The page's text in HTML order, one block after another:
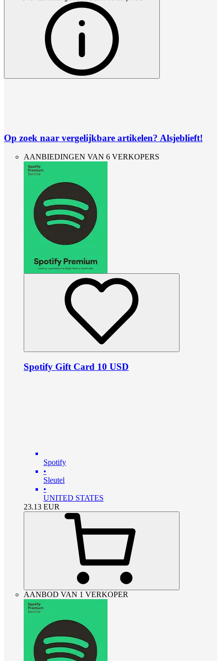
Op zoek naar vergelijkbare artikelen? Alsjeblieft!
AANBIEDINGEN VAN 6 VERKOPERS
Spotify Gift Card 10 USD
Spotify
•
Sleutel
•
UNITED STATES
23.13 EUR
AANBOD VAN 1 VERKOPER